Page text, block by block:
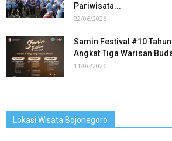
Pariwisata...
22/06/2026
Samin Festival #10
Angkat Tiga Warisan
11/06/2026
Lokasi Wisata Bojonegoro